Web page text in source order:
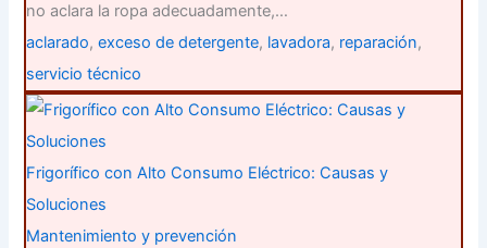
no aclara la ropa adecuadamente,…
aclarado,exceso de detergente, lavadora, reparación,
servicio técnico
Frigorífico con Alto Consumo Eléctrico: Causas y
Soluciones
Mantenimiento y prevención